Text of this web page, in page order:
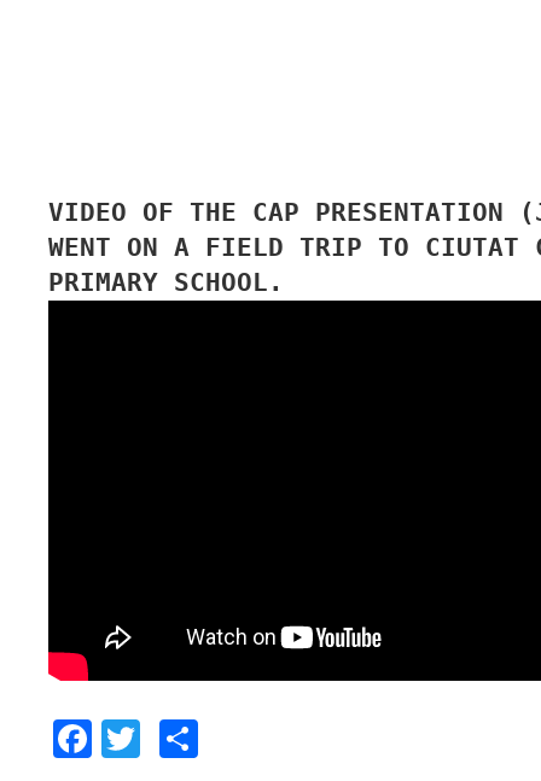
VIDEO OF THE CAP
WENT ON A FIELD TRIP TO CIUTAT
PRIMARY SCHOOL.
Facebook
Twitter